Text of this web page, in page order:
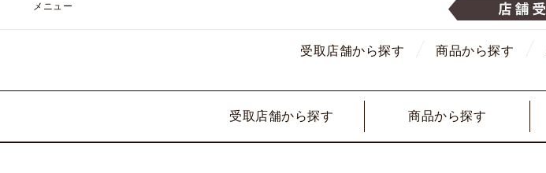
メニュー
受取店舗から探す 商品から探す
受取店舗から探す 商品から探す